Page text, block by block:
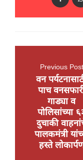
Previous Post
वन
पाच
गाड्या व
पोलिसांच्या
दुचाकी
पालकमंत्री
हस्ते